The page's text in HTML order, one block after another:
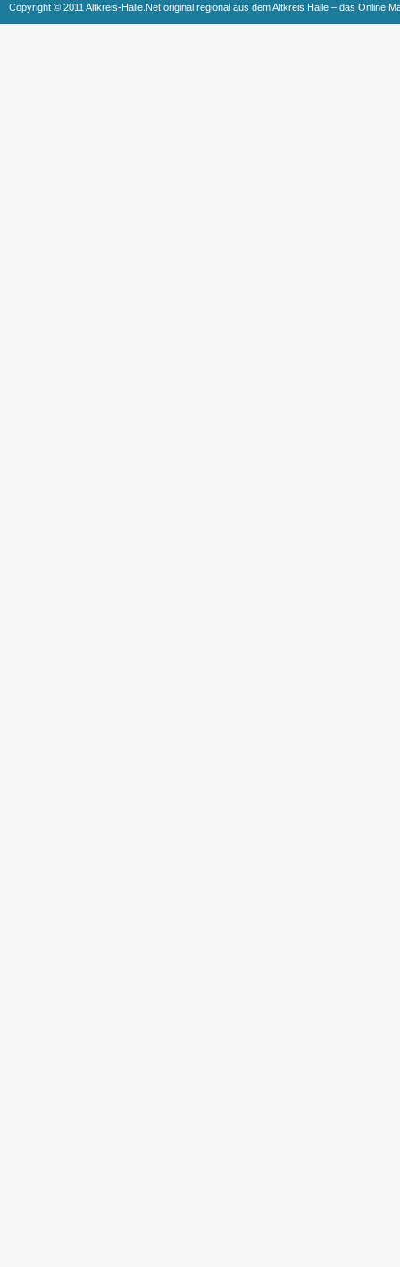
Copyright © 2011 Altkreis-Halle.Net original regional aus dem Altkreis Halle – das Online